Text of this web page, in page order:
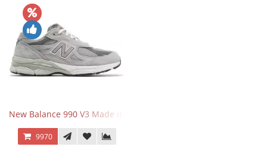
New Balance 990 V3 Made in USA Grey
9970